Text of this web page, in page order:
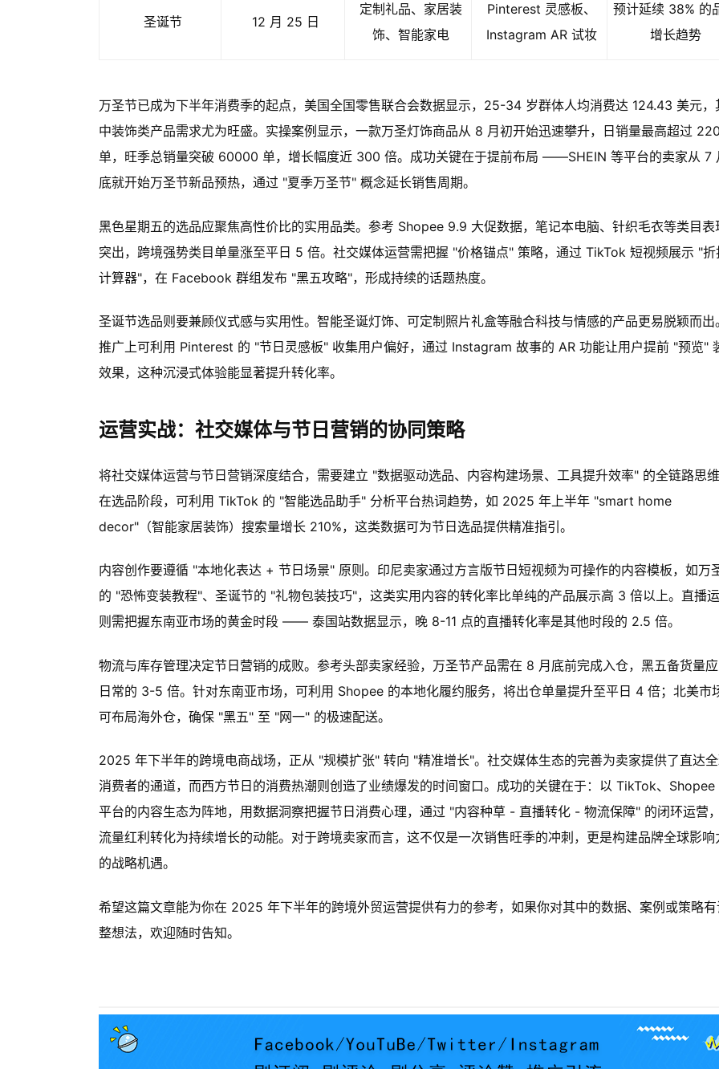
圣诞节 12 月 25 日
定制礼品、家居装
饰、智能家电
Pinterest 灵感板、
Instagram AR 试妆
预计延续 38% 的
增长趋势
万圣节已成为下半年消费季的起点，美国全国零售联合会数据显示，25-34 岁群体人均消费达 124.43 美元，
中装饰类产品需求尤为旺盛。实操案例显示，一款万圣灯饰商品从 8 月初开始迅速攀升，日销量最高超过
单，旺季总销量突破 60000 单，增长幅度近 300 倍。成功关键在于提前布局 ——SHEIN 等平台的卖家从 7
底就开始万圣节新品预热，通过 "夏季万圣节" 概念延长销售周期。
黑色星期五的选品应聚焦高性价比的实用品类。参考 Shopee 9.9 大促数据，笔记本电脑、针织毛衣等类目表
突出，跨境强势类目单量涨至平日 5 倍。社交媒体运营需把握 "价格锚点" 策略，通过 TikTok 短视频展示 "折
计算器"，在 Facebook 群组发布 "黑五攻略"，形成持续的话题热度。
圣诞节选品则要兼顾仪式感与实用性。智能圣诞灯饰、可定制照片礼盒等融合科技与情感的产品更易脱颖而出。
推广上可利用 Pinterest 的 "节日灵感板" 收集用户偏好，通过 Instagram 故事的 AR 功能让用户提前 "预览"
效果，这种沉浸式体验能显著提升转化率。
运营实战：社交媒体与节日营销的协同策略
将社交媒体运营与节日营销深度结合，需要建立 "数据驱动选品、内容构建场景、工具提升效率" 的全链路思维
在选品阶段，可利用 TikTok 的 "智能选品助手" 分析平台热词趋势，如 2025 年上半年 "smart home
decor"（智能家居装饰）搜索量增长 210%，这类数据可为节日选品提供精准指引。
内容创作要遵循 "本地化表达 + 节日场景" 原则。印尼卖家通过方言版节日短视频为可操作的内容模板，如万
的 "恐怖变装教程"、圣诞节的 "礼物包装技巧"，这类实用内容的转化率比单纯的产品展示高 3 倍以上。直播
则需把握东南亚市场的黄金时段 —— 泰国站数据显示，晚 8-11 点的直播转化率是其他时段的 2.5 倍。
物流与库存管理决定节日营销的成败。参考头部卖家经验，万圣节产品需在 8 月底前完成入仓，黑五备货量
日常的 3-5 倍。针对东南亚市场，可利用 Shopee 的本地化履约服务，将出仓单量提升至平日 4 倍；北美市
可布局海外仓，确保 "黑五" 至 "网一" 的极速配送。
2025 年下半年的跨境电商战场，正从 "规模扩张" 转向 "精准增长"。社交媒体生态的完善为卖家提供了直达
消费者的通道，而西方节日的消费热潮则创造了业绩爆发的时间窗口。成功的关键在于：以 TikTok、Shopee
平台的内容生态为阵地，用数据洞察把握节日消费心理，通过 "内容种草 - 直播转化 - 物流保障" 的闭环运营
流量红利转化为持续增长的动能。对于跨境卖家而言，这不仅是一次销售旺季的冲刺，更是构建品牌全球影响
的战略机遇。
希望这篇文章能为你在 2025 年下半年的跨境外贸运营提供有力的参考，如果你对其中的数据、案例或策略有
整想法，欢迎随时告知。